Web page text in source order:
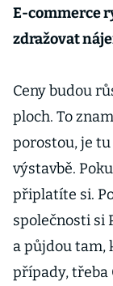
E-commerce
zdražovat
Ceny budou
ploch. To
porostou, je
výstavbě.
připlatíte si.
společnosti si
a půjdou tam,
případy, třeba